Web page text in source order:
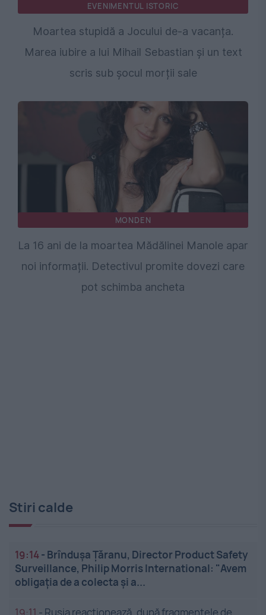
EVENIMENTUL ISTORIC
Moartea stupidă a Jocului de-a vacanța.
Marea iubire a lui Mihail Sebastian și un text
scris sub șocul morții sale
MONDEN
La 16 ani de la moartea Mădălinei Manole apar
noi informații. Detectivul promite dovezi care
pot schimba ancheta
Stiri calde
19:14- Brîndușa Țăranu, Director Product Safety
Surveillance, Philip Morris International: "Avem
obligația de a colecta și a...